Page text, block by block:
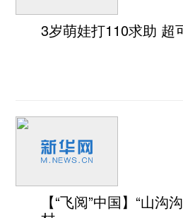
3岁萌娃打110求助 超
【“飞阅”中国】“山沟